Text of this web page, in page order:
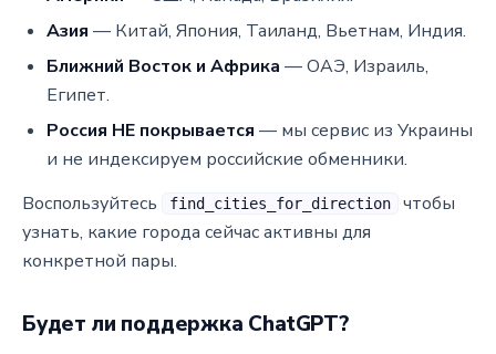
Азия — Китай, Япония, Таиланд, Вьетнам, Индия.
Ближний Восток и Африка — ОАЭ, Израиль,
Египет.
Россия НЕ покрывается — мы сервис из Украины
и не индексируем российские обменники.
Воспользуйтесь
find_cities_for_direction
чтобы
узнать, какие города сейчас активны для
конкретной пары.
Будет ли поддержка ChatGPT?